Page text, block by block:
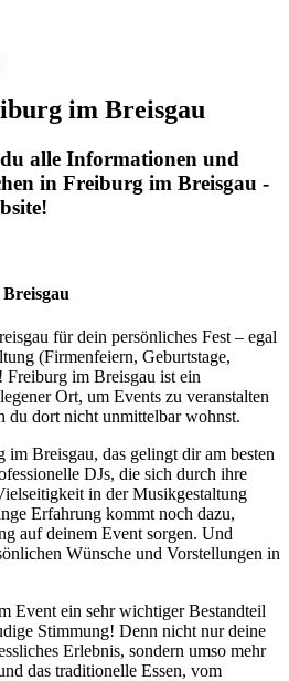
im Breisgau
alle Informationen und
in Freiburg im Breisgau -
für dein persönliches Fest – egal
(Firmenfeiern, Geburtstage,
Freiburg im Breisgau ist ein
Ort, um Events zu veranstalten
du dort nicht unmittelbar wohnst.
Breisgau, das gelingt dir am besten
DJs, die sich durch ihre
in der Musikgestaltung
Erfahrung kommt noch dazu,
auf deinem Event sorgen. Und
Wünsche und Vorstellungen in
Event ein sehr wichtiger Bestandteil
Stimmung! Denn nicht nur deine
Erlebnis, sondern umso mehr
das traditionelle Essen, vom